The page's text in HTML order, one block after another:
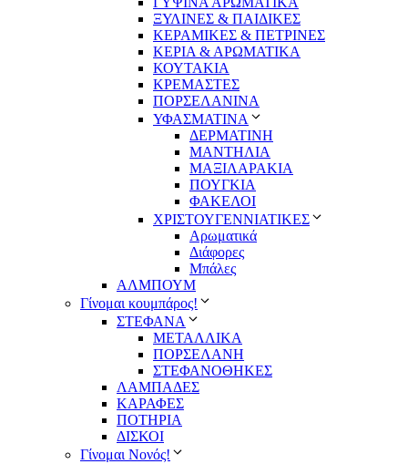
ΞΥΛΙΝΕΣ & ΠΑΙΔΙΚΕΣ
ΚΕΡΑΜΙΚΕΣ & ΠΕΤΡΙΝΕΣ
ΚΕΡΙΑ & ΑΡΩΜΑΤΙΚΑ
ΚΟΥΤΑΚΙΑ
ΚΡΕΜΑΣΤΕΣ
ΠΟΡΣΕΛΑΝΙΝΑ
ΥΦΑΣΜΑΤΙΝA
ΔΕΡΜΑΤΙΝΗ
ΜΑΝΤΗΛΙΑ
ΜΑΞΙΛΑΡΑΚΙΑ
ΠΟΥΓΚΙΑ
ΦΑΚΕΛΟΙ
ΧΡΙΣΤΟΥΓΕΝΝΙΑΤΙΚΕΣ
Αρωματικά
Διάφορες
Μπάλες
ΑΛΜΠΟΥΜ
Γίνομαι κουμπάρος!
ΣΤΕΦΑΝΑ
ΜΕΤΑΛΛΙΚΑ
ΠΟΡΣΕΛΑΝΗ
ΣΤΕΦΑΝΟΘΗΚΕΣ
ΛΑΜΠΑΔΕΣ
ΚΑΡΑΦΕΣ
ΠΟΤΗΡΙΑ
ΔΙΣΚΟΙ
Γίνομαι Νονός!